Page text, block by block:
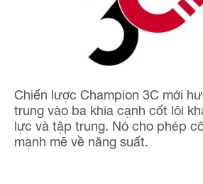
Chiến lược Champion 3C mới
trung vào ba khía cạnh cốt lõi
lực và tập trung. Nó cho phép
mạnh mẽ về năng suất.